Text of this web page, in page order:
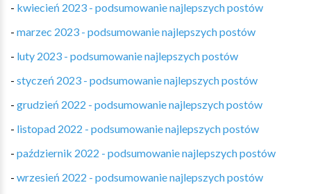
- kwiecień 2023 - podsumowanie najlepszych postów
- marzec 2023 - podsumowanie najlepszych postów
- luty 2023 - podsumowanie najlepszych postów
- styczeń 2023 - podsumowanie najlepszych postów
- grudzień 2022 - podsumowanie najlepszych postów
- listopad 2022 - podsumowanie najlepszych postów
- październik 2022 - podsumowanie najlepszych postów
- wrzesień 2022 - podsumowanie najlepszych postów